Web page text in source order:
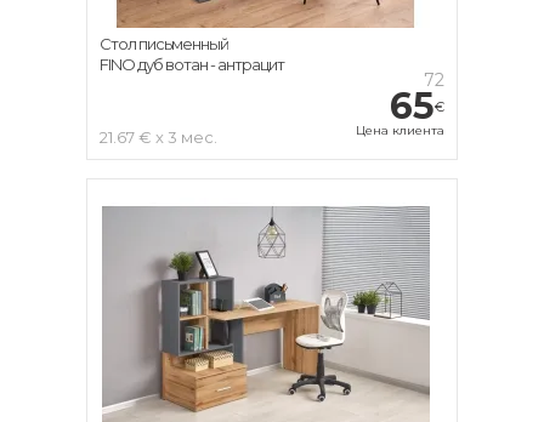
72
65€
Цена клиента
21.67 € x 3 мес.
Стол письменный
FINO дуб вотан - антрацит